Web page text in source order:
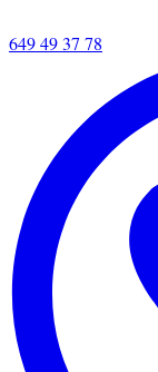
649 49 37 78